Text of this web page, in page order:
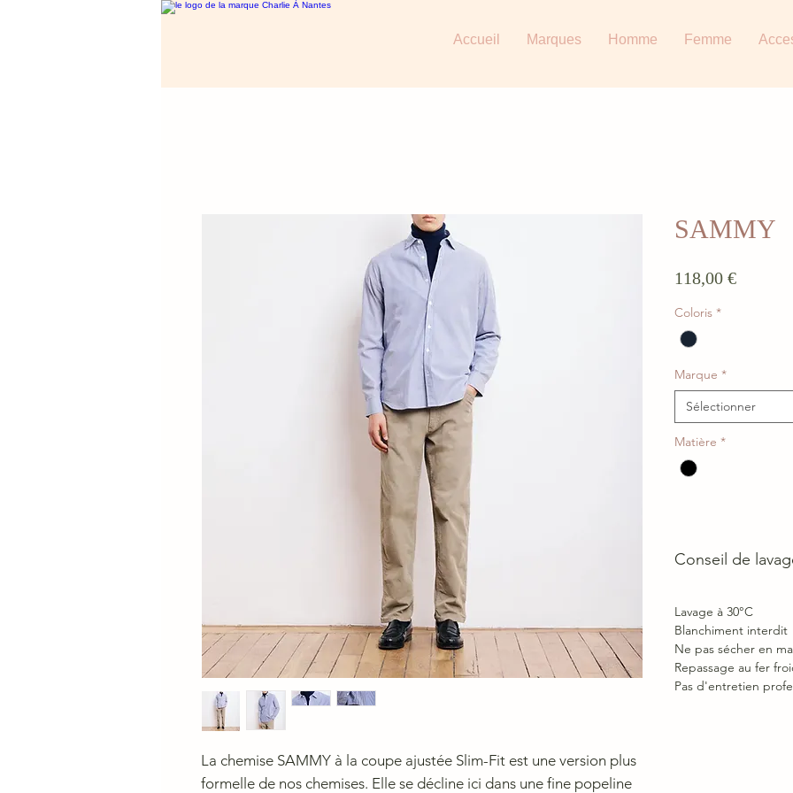
Accueil Marques Homme Femme
La chemise SAMMY à la coupe ajustée Slim-Fit est une version plus
formelle de nos chemises. Elle se décline ici dans une fine popeline
SAMMY
118,00 €Prix
Coloris *
Marque *
Sélectionner
Matière *
Conseil de
Lavage à 30°C
Blanchiment interdit
Ne pas sécher en
Repassage au fer
Pas d'entretien